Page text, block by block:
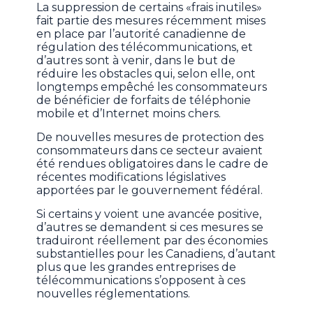
La suppression de certains «frais inutiles»
fait partie des mesures récemment mises
en place par l’autorité canadienne de
régulation des télécommunications, et
d’autres sont à venir, dans le but de
réduire les obstacles qui, selon elle, ont
longtemps empêché les consommateurs
de bénéficier de forfaits de téléphonie
mobile et d’Internet moins chers.
De nouvelles mesures de protection des
consommateurs dans ce secteur avaient
été rendues obligatoires dans le cadre de
récentes modifications législatives
apportées par le gouvernement fédéral.
Si certains y voient une avancée positive,
d’autres se demandent si ces mesures se
traduiront réellement par des économies
substantielles pour les Canadiens, d’autant
plus que les grandes entreprises de
télécommunications s’opposent à ces
nouvelles réglementations.